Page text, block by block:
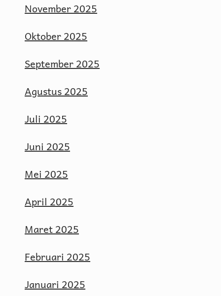
November 2025
Oktober 2025
September 2025
Agustus 2025
Juli 2025
Juni 2025
Mei 2025
April 2025
Maret 2025
Februari 2025
Januari 2025